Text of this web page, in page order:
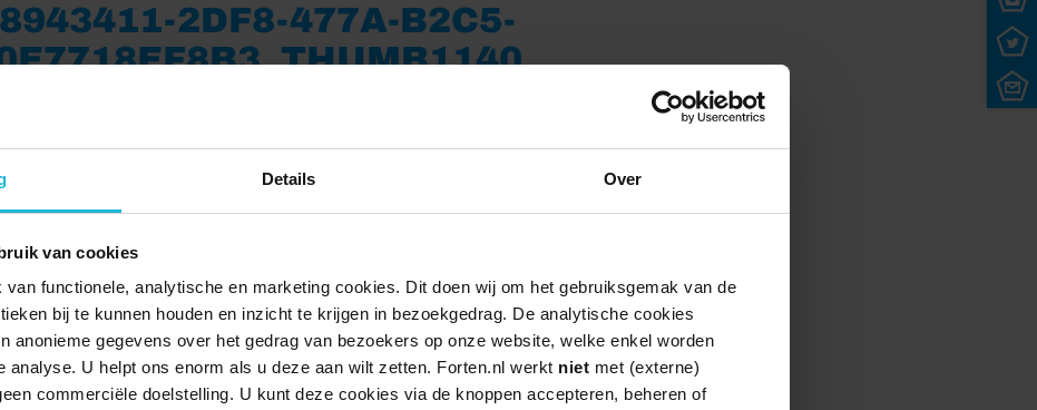
Details Over
van cookies
van functionele, analytische en marketing cookies. Dit doen wij om het gebruiksgemak van de
bij te kunnen houden en inzicht te krijgen in bezoekgedrag. De analytische cookies
anonieme gegevens over het gedrag van bezoekers op onze website, welke enkel worden
analyse. U helpt ons enorm als u deze aan wilt zetten. Forten.nl werkt niet met (externe)
commerciële doelstelling. U kunt deze cookies via de knoppen accepteren, beheren of
2DF8-477A-B2C5-